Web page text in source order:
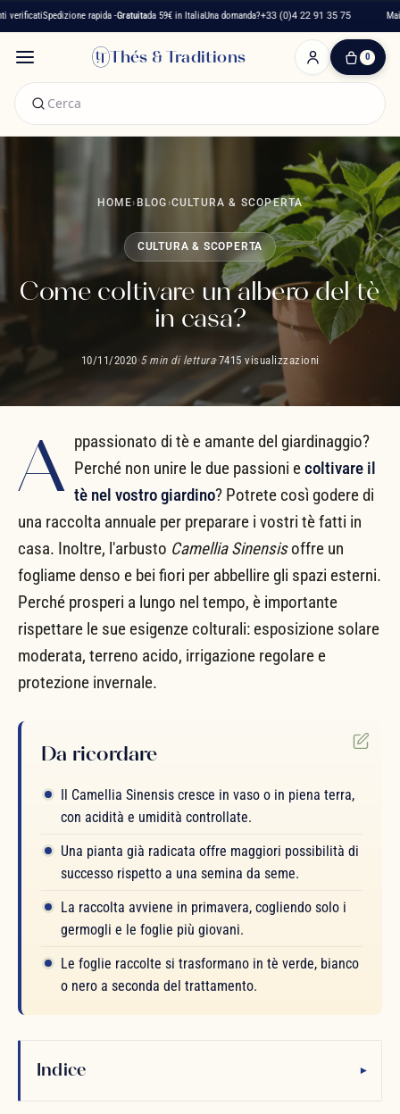
Spedizione rapida -Gratuitada 59€ in ItaliaUna domanda?+33 (0)4 22 91 35 75 Maison
Thés & Traditions 0
0
0,00 €
Mio
Carrello
HOME› BLOG›CULTURA & SCOPERTA
CULTURA & SCOPERTA
Come coltivare un albero del tè
in casa?
10/11/2020·5 min di lettura·7415 visualizzazioni
A ppassionato di tè e amante del giardinaggio?
Perché non unire le due passioni ecoltivare il
tè nel vostro giardino? Potrete così godere di
una raccolta annuale per preparare i vostri tè fatti in
casa. Inoltre, l'arbusto Camellia Sinensisoffre un
fogliame denso e bei fiori per abbellire gli spazi esterni.
Perché prosperi a lungo nel tempo, è importante
rispettare le sue esigenze colturali: esposizione solare
moderata, terreno acido, irrigazione regolare e
protezione invernale.
Da ricordare
Il Camellia Sinensis cresce in vaso o in piena terra,
con acidità e umidità controllate.
Una pianta già radicata offre maggiori possibilità di
successo rispetto a una semina da seme.
La raccolta avviene in primavera, cogliendo solo i
germogli e le foglie più giovani.
Le foglie raccolte si trasformano in tè verde, bianco
o nero a seconda del trattamento.
Indice ▾